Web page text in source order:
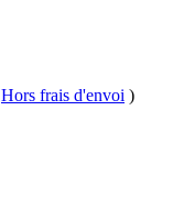
Hors frais d'envoi )